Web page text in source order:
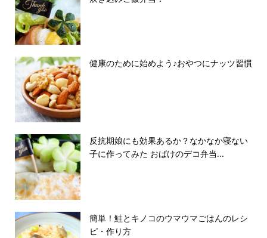
健康のために始めよう♪おやつにナッツ習慣
反抗期娘にも効果あるか？なかなか寝ない
子に作ってみた おばけのデコ弁当...
簡単！鮭とキノコのウマウマごはんのレシ
ピ・作り方